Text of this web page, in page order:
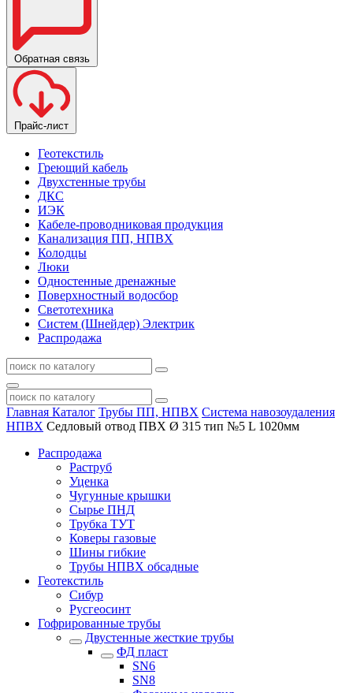
Обратная связь
Прайс-лист
Геотекстиль
Греющий кабель
Двухстенные трубы
ДКС
ИЭК
Кабеле-проводниковая продукция
Канализация ПП, НПВХ
Колодцы
Люки
Одностенные дренажные
Поверхностный водосбор
Светотехника
Систем (Шнейдер) Электрик
Распродажа
Главная Каталог Трубы ПП, НПВХ Система навозоудаления
НПВХ Седловый отвод ПВХ Ø 315 тип №5 L 1020мм
Распродажа
Раструб
Уценка
Чугунные крышки
Сырье ПНД
Трубка ТУТ
Коверы газовые
Шины гибкие
Трубы НПВХ обсадные
Геотекстиль
Сибур
Русгеосинт
Гофрированные трубы
Двустенные жесткие трубы
ФД пласт
SN6
SN8